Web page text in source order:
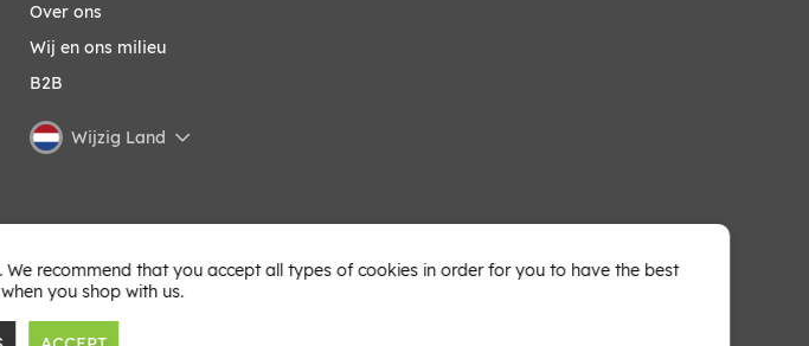
Over ons
Wij en ons milieu
B2B
Wijzig Land
recommend that you accept all types of cookies in order for you to have the best
you shop with us.